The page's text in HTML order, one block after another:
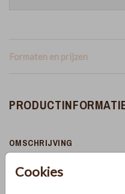
Cookies
Formaten en prijzen
OMSCHRIJVING
lakzegel rechts boven in de